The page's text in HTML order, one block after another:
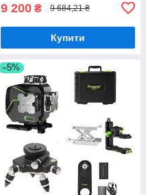
9 200 ₴ 9 684,21 ₴
Купити
–5%